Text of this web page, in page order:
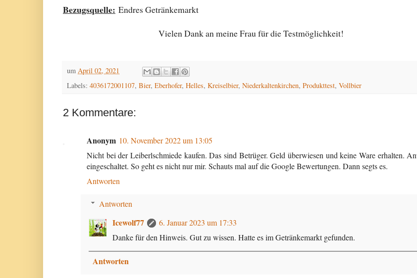
Bezugsquelle: Endres Getränkemarkt
Vielen Dank an meine Frau für die Testmöglichkeit!
um April 02, 2021
Labels: 4036172001107, Bier, Eberhofer, Helles, Kreiselbier, Niederkaltenkirchen, Produkttest, Vollbier
2 Kommentare:
Anonym 10. November 2022 um 13:05
Nicht bei der Leiberlschmiede kaufen. Das sind Betrüger. Geld überwiesen und keine Ware erhalten.
eingeschaltet. So geht es nicht nur mir. Schauts mal auf die Google Bewertungen. Dann segts es.
Antworten
Antworten
Icewolf77
6. Januar 2023 um 17:33
Danke für den Hinweis. Gut zu wissen. Hatte es im Getränkemarkt gefunden.
Antworten